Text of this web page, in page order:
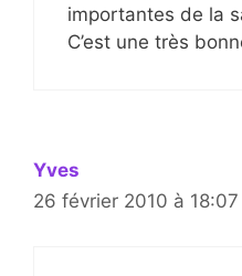
importantes de la
C’est une très
Yves
26 février 2010 à 18:07